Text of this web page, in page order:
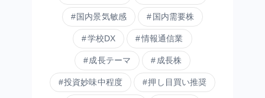
国内景気敏感 国内需要株
学校DX 情報通信業
成長テーマ 成長株
投資妙味中程度 押し目買い推奨